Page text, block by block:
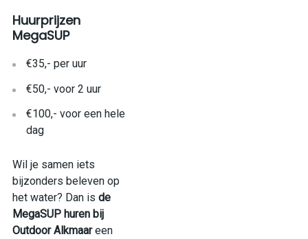
Huurprijzen
MegaSUP
€35,- per uur
€50,- voor 2 uur
€100,- voor een hele
dag
Wil je samen iets
bijzonders beleven op
het water? Dan is de
MegaSUP huren bij
Outdoor Alkmaareen